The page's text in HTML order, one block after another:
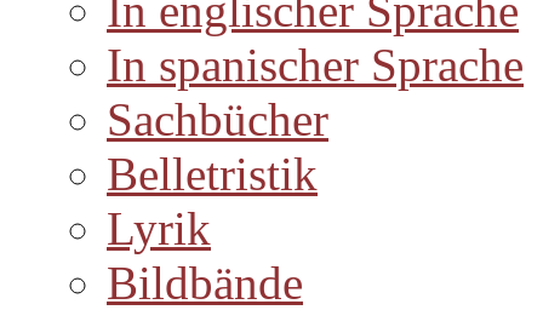
In spanischer Sprache
Sachbücher
Belletristik
Lyrik
Bildbände